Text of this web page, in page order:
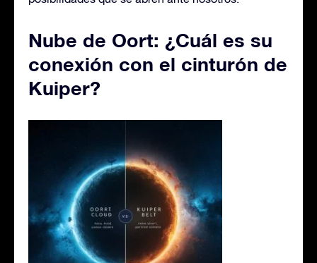
Nube de Oort: ¿Cuál es su
conexión con el cinturón de
Kuiper?